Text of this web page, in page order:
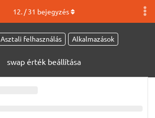
Asztali felhasználás Alkalmazások
swap érték beállítása
12. /31 bejegyzés